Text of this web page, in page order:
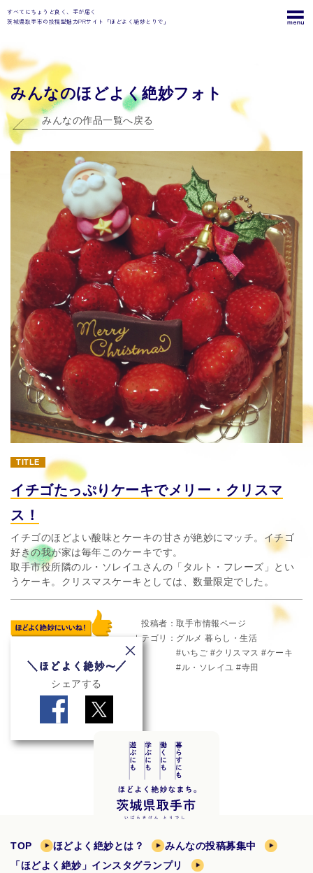
すべてにちょうど良く、手が届く
茨城県取手市の投稿型魅力PRサイト「ほどよく絶妙とりで」
みんなのほどよく絶妙フォト
みんなの作品一覧へ戻る
TITLE
イチゴたっぷりケーキでメリー・クリスマ
ス！
イチゴのほどよい酸味とケーキの甘さが絶妙にマッチ。イチゴ
好きの我が家は毎年このケーキです。
取手市役所隣のル・ソレイユさんの「タルト・フレーズ」とい
うケーキ。クリスマスケーキとしては、数量限定でした。
シェアする
投稿者
取手市情報ページ
カテゴリ
グルメ 暮らし・生活
いちご
クリスマス
ケーキ
ル・ソレイユ
寺田
TOP ほどよく絶妙とは？
みんなの投稿募集中
「ほどよく絶妙」インスタグランプリ